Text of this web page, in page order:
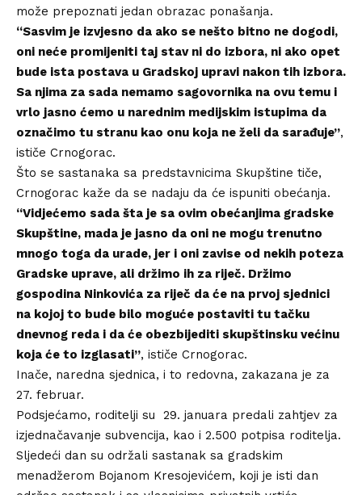
može prepoznati jedan obrazac ponašanja.
“Sasvim je izvjesno da ako se nešto bitno ne dogodi,
oni neće promijeniti taj stav ni do izbora, ni ako opet
bude ista postava u Gradskoj upravi nakon tih izbora.
Sa njima za sada nemamo sagovornika na ovu temu i
vrlo jasno ćemo u narednim medijskim istupima da
označimo tu stranu kao onu koja ne želi da sarađuje”,
ističe Crnogorac.
Što se sastanaka sa predstavnicima Skupštine tiče,
Crnogorac kaže da se nadaju da će ispuniti obećanja.
“Vidjećemo sada šta je sa ovim obećanjima gradske
Skupštine, mada je jasno da oni ne mogu trenutno
mnogo toga da urade, jer i oni zavise od nekih poteza
Gradske uprave, ali držimo ih za riječ. Držimo
gospodina Ninkovića za riječ da će na prvoj sjednici
na kojoj to bude bilo moguće postaviti tu tačku
dnevnog reda i da će obezbijediti skupštinsku većinu
koja će to izglasati”, ističe Crnogorac.
Inače, naredna sjednica, i to redovna, zakazana je za
27. februar.
Podsjećamo, roditelji su 29. januara predali zahtjev za
izjednačavanje subvencija, kao i 2.500 potpisa roditelja.
Sljedeći dan su održali sastanak sa gradskim
menadžerom Bojanom Kresojevićem, koji je isti dan